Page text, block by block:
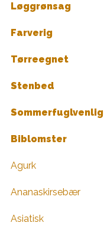
Løggrønsag
Farverig
Tørreegnet
Stenbed
Sommerfuglvenlig
Biblomster
Agurk
Ananaskirsebær
Asiatisk